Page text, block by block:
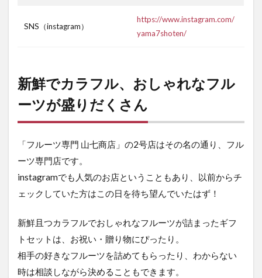
SNS（instagram）
https://www.instagram.com/
yama7shoten/
新鮮でカラフル、おしゃれなフル
ーツが盛りだくさん
「フルーツ専門 山七商店」の2号店はその名の通り、フル
ーツ専門店です。
instagramでも人気のお店ということもあり、以前からチ
ェックしていた方はこの日を待ち望んでいたはず！
新鮮且つカラフルでおしゃれなフルーツが詰まったギフ
トセットは、お祝い・贈り物にぴったり。
相手の好きなフルーツを詰めてもらったり、わからない
時は相談しながら決めることもできます。